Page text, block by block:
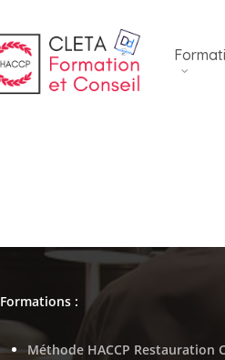
Formations :
Méthode HACCP Restauration